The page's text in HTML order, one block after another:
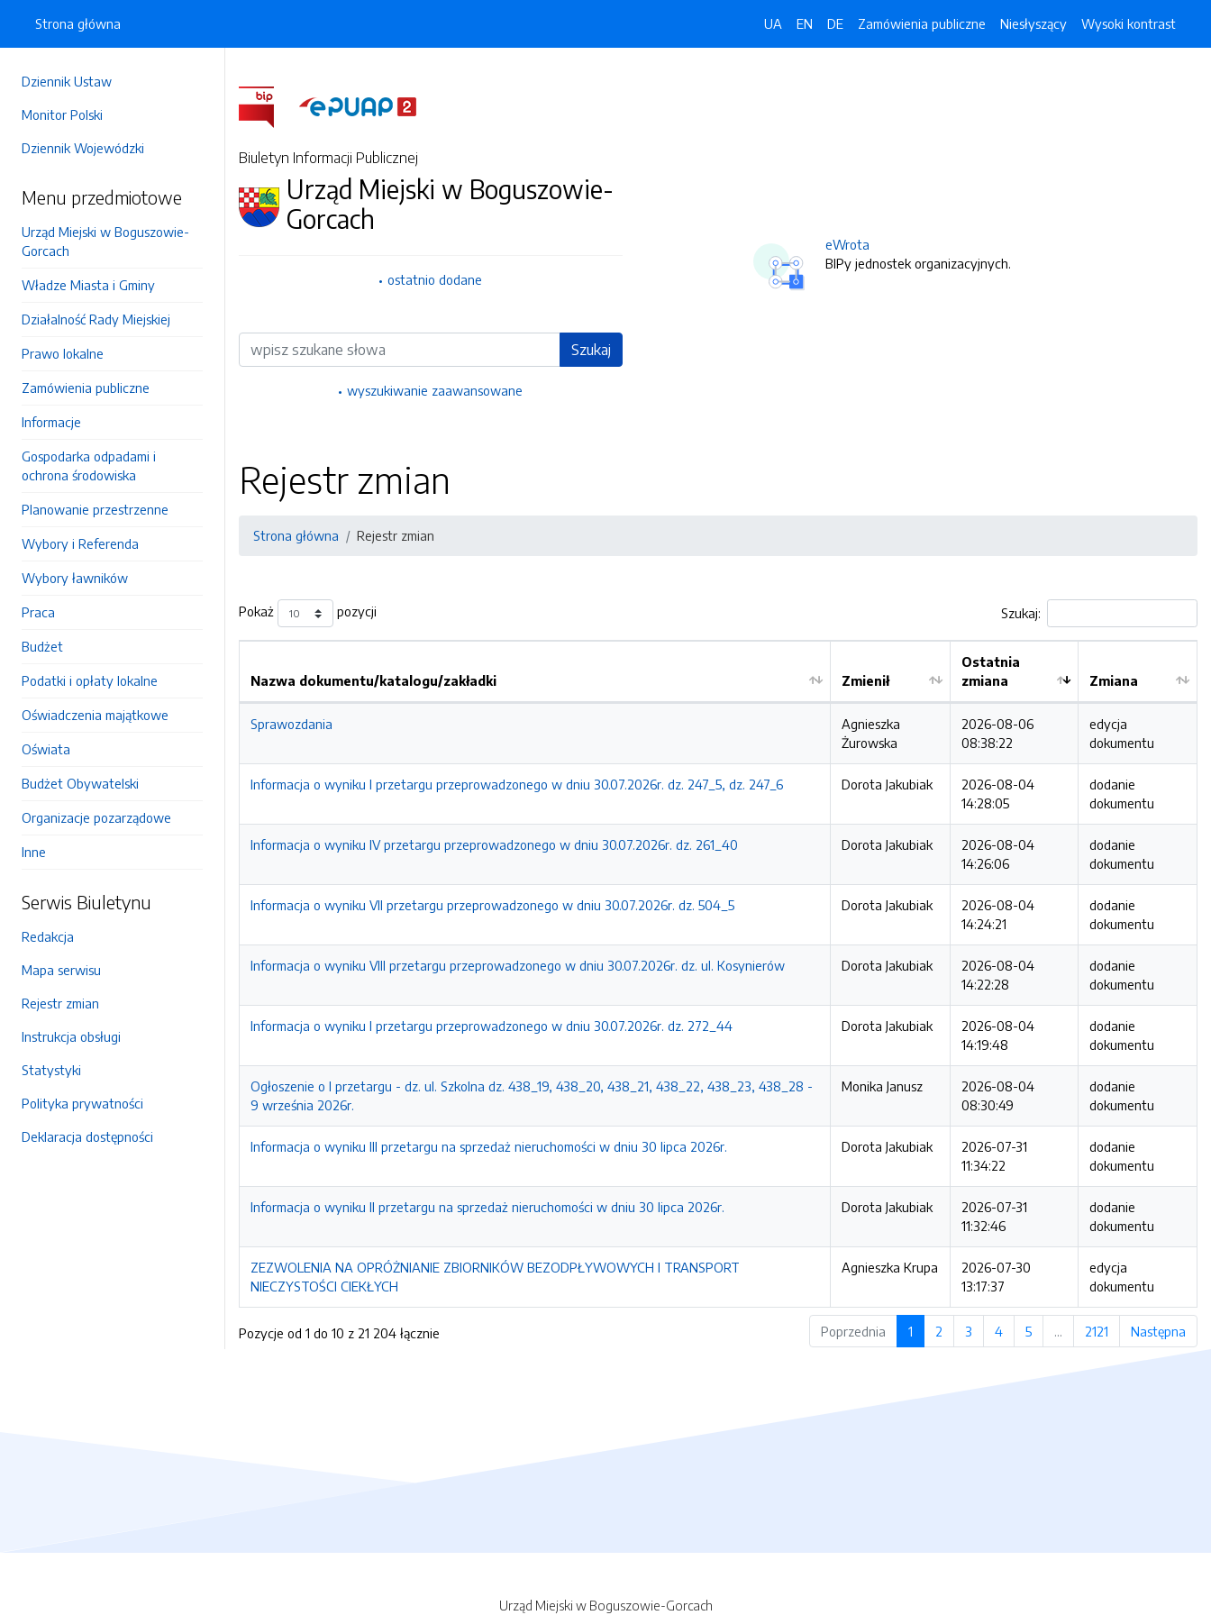
Dziennik Ustaw
Monitor Polski
Dziennik Wojewódzki
Menu przedmiotowe
Urząd Miejski w Boguszowie-
Gorcach
Władze Miasta i Gminy
Działalność Rady Miejskiej
Prawo lokalne
Zamówienia publiczne
Informacje
Gospodarka odpadami i
ochrona środowiska
Planowanie przestrzenne
Wybory i Referenda
Wybory ławników
Praca
Budżet
Podatki i opłaty lokalne
Oświadczenia majątkowe
Oświata
Budżet Obywatelski
Organizacje pozarządowe
Inne
Serwis Biuletynu
Redakcja
Mapa serwisu
Rejestr zmian
Instrukcja obsługi
Statystyki
Polityka prywatności
Deklaracja dostępności
Strona główna UA EN DE Zamówienia publiczne Niesłyszący Wysoki kontrast
Biuletyn Informacji Publicznej
Urząd Miejski w Boguszowie-
Gorcach
ostatnio dodane
Wyszukiwarka Szukaj
wyszukiwanie zaawansowane
eWrota
BIPy jednostek organizacyjnych.
Rejestr zmian
Strona główna Rejestr zmian
Pokaż pozycji Szukaj:
Nazwa dokumentu/katalogu/zakładki Zmienił
Ostatnia
zmiana
Zmiana
Sprawozdania
Agnieszka
Żurowska
2026-08-06
08:38:22
edycja
dokumentu
Informacja o wyniku I przetargu przeprowadzonego w dniu 30.07.2026r. dz. 247_5, dz. 247_6 Dorota Jakubiak
2026-08-04
14:28:05
dodanie
dokumentu
Informacja o wyniku IV przetargu przeprowadzonego w dniu 30.07.2026r. dz. 261_40 Dorota Jakubiak
2026-08-04
14:26:06
dodanie
dokumentu
Informacja o wyniku VII przetargu przeprowadzonego w dniu 30.07.2026r. dz. 504_5 Dorota Jakubiak
2026-08-04
14:24:21
dodanie
dokumentu
Informacja o wyniku VIII przetargu przeprowadzonego w dniu 30.07.2026r. dz. ul. Kosynierów Dorota Jakubiak
2026-08-04
14:22:28
dodanie
dokumentu
Informacja o wyniku I przetargu przeprowadzonego w dniu 30.07.2026r. dz. 272_44 Dorota Jakubiak
2026-08-04
14:19:48
dodanie
dokumentu
Ogłoszenie o I przetargu - dz. ul. Szkolna dz. 438_19, 438_20, 438_21, 438_22, 438_23, 438_28 -
9 września 2026r.
Monika Janusz
2026-08-04
08:30:49
dodanie
dokumentu
Informacja o wyniku III przetargu na sprzedaż nieruchomości w dniu 30 lipca 2026r. Dorota Jakubiak
2026-07-31
11:34:22
dodanie
dokumentu
Informacja o wyniku II przetargu na sprzedaż nieruchomości w dniu 30 lipca 2026r. Dorota Jakubiak
2026-07-31
11:32:46
dodanie
dokumentu
ZEZWOLENIA NA OPRÓŻNIANIE ZBIORNIKÓW BEZODPŁYWOWYCH I TRANSPORT
NIECZYSTOŚCI CIEKŁYCH
Agnieszka Krupa
2026-07-30
13:17:37
edycja
dokumentu
Pozycje od 1 do 10 z 21 204 łącznie Poprzednia 1 2 3 4 5 … 2121 Następna
Urząd Miejski w Boguszowie-Gorcach